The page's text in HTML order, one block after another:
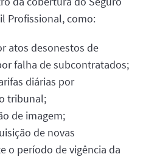
Profissional, como:
atos desonestos de
falha de subcontratados;
diárias por
tribunal;
de imagem;
de novas
o período de vigência da